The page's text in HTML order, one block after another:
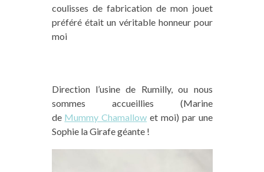
coulisses de fabrication de mon jouet
préféré était un véritable honneur pour
moi
Direction l’usine de Rumilly, ou nous
sommes accueillies (Marine
de Mummy Chamallow et moi) par une
Sophie la Girafe géante !